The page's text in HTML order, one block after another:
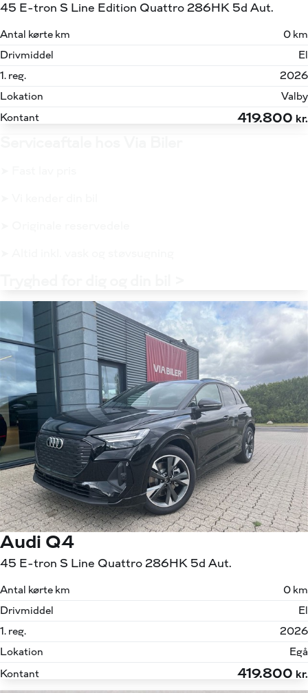
45 E-tron S Line Edition Quattro 286HK 5d Aut.
Antal kørte km
0 km
Drivmiddel
El
1. reg.
2026
Lokation
Valby
Kontant
419.800 kr.
Audi Q4
45 E-tron S Line Quattro 286HK 5d Aut.
Antal kørte km
0 km
Drivmiddel
El
1. reg.
2026
Lokation
Egå
Kontant
419.800 kr.